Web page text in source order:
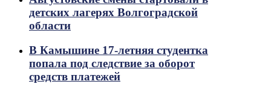
детских лагерях Волгоградской
области
В Камышине 17-летняя студентка
попала под следствие за оборот
средств платежей